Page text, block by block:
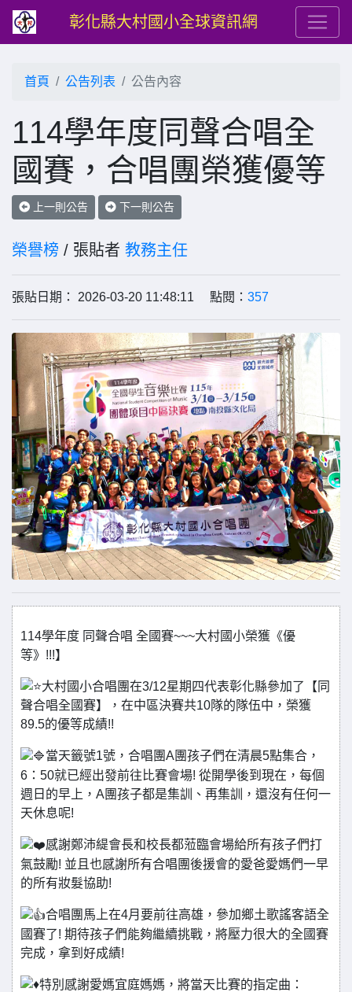
彰化縣大村國小全球資訊網
首頁 公告列表 公告內容
114學年度同聲合唱全
國賽，合唱團榮獲優等
上一則公告 下一則公告
榮譽榜 / 張貼者 教務主任
張貼日期： 2026-03-20 11:48:11 點閱： 357
114學年度 同聲合唱 全國賽~~~大村國小榮獲《優
等》!!!】
大村國小合唱團在3/12星期四代表彰化縣參加了【同
聲合唱全國賽】，在中區決賽共10隊的隊伍中，榮獲
89.5的優等成績!!
當天籤號1號，合唱團A團孩子們在清晨5點集合，
6：50就已經出發前往比賽會場! 從開學後到現在，每個
週日的早上，A團孩子都是集訓、再集訓，還沒有任何一
天休息呢!
感謝鄭沛緹會長和校長都蒞臨會場給所有孩子們打
氣鼓勵! 並且也感謝所有合唱團後援會的愛爸愛媽們一早
的所有妝髮協助!
合唱團馬上在4月要前往高雄，參加鄉土歌謠客語全
國賽了! 期待孩子們能夠繼續挑戰，將壓力很大的全國賽
完成，拿到好成績!
特別感謝愛媽宜庭媽媽，將當天比賽的指定曲：